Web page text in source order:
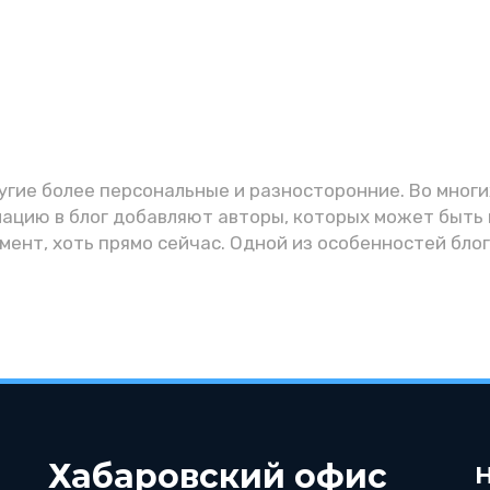
более персональные и разносторонние. Во
в блог добавляют авторы, которых может
хоть прямо сейчас. Одной из особенностей
Хабаровский офис